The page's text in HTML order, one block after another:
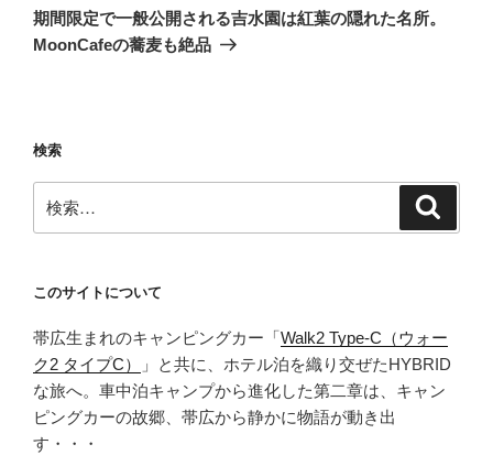
ー
シ
の
投
期間限定で一般公開される吉水園は紅葉の隠れた名所。
MoonCafeの蕎麦も絶品
検索
索:
このサイトについて
帯広生まれのキャンピングカー「Walk2 Type‑C（ウォー
ク2 タイプC）
」と共に、ホテル泊を織り交ぜたHYBRID
な旅へ。車中泊キャンプから進化した第二章は、キャン
ピングカーの故郷、帯広から静かに物語が動き出
す・・・